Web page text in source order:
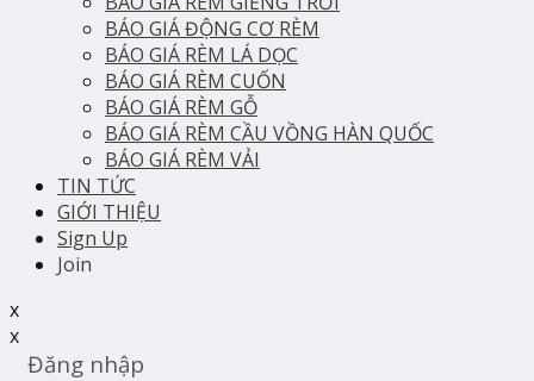
BÁO GIÁ ĐỘNG CƠ RÈM
BÁO GIÁ RÈM LÁ DỌC
BÁO GIÁ RÈM CUỐN
BÁO GIÁ RÈM GỖ
BÁO GIÁ RÈM CẦU VỒNG HÀN QUỐC
BÁO GIÁ RÈM VẢI
TIN TỨC
GIỚI THIỆU
Sign Up
Join
x
x
Đăng nhập